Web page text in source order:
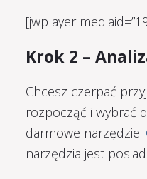
[jwplayer
Krok 2 –
Chcesz czerpać
rozpocząć i wybrać
darmowe narzędzie:
narzędzia jest